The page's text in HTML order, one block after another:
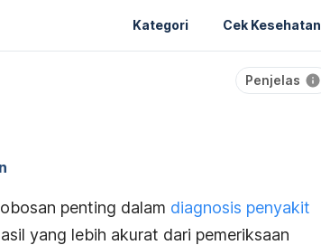
Kategori Cek Kesehatan
Penjelas
penting dalam diagnosis penyakit
yang lebih akurat dari pemeriksaan